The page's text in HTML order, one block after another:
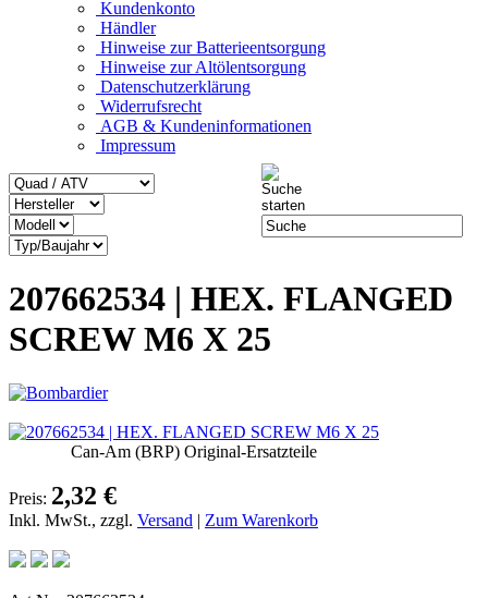
Kundenkonto
Händler
Hinweise zur Batterieentsorgung
Hinweise zur Altölentsorgung
Datenschutzerklärung
Widerrufsrecht
AGB & Kundeninformationen
Impressum
207662534 | HEX. FLANGED
SCREW M6 X 25
Can-Am (BRP) Original-Ersatzteile
Preis: 2,32 €
Inkl. MwSt., zzgl. Versand | Zum Warenkorb